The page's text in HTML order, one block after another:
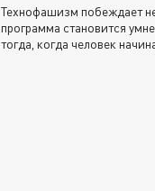
Технофашизм побеждает
программа становится
тогда, когда человек